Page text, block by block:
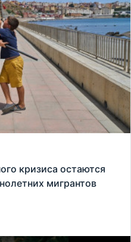
кризиса остаются
мигрантов